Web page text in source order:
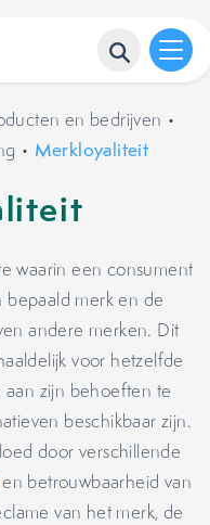
en bedrijven •
• Merkloyaliteit
waarin een consument
merk en de
andere merken. Dit
voor hetzelfde
aan zijn behoeften te
beschikbaar zijn.
door verschillende
en betrouwbaarheid van
van het merk, de